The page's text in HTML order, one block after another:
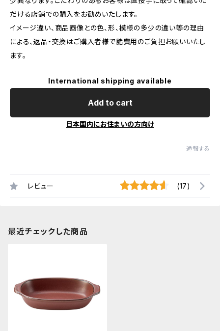
だける店舗での購入をお勧めいたします。
イメージ違い、商品画像との色、形、模様の多少の違い等の理由
による、返品・交換はご購入者様で諸費用のご負担お願いいたし
ます。
International shipping available
Add to cart
日本国内にお住まいの方向け
通報する
レビュー (17)
最近チェックした商品